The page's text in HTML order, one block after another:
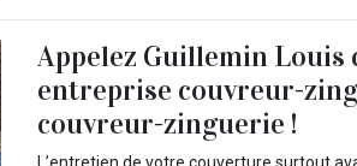
Appelez Guillemin Louis
entreprise couvreur-
couvreur-zinguerie !